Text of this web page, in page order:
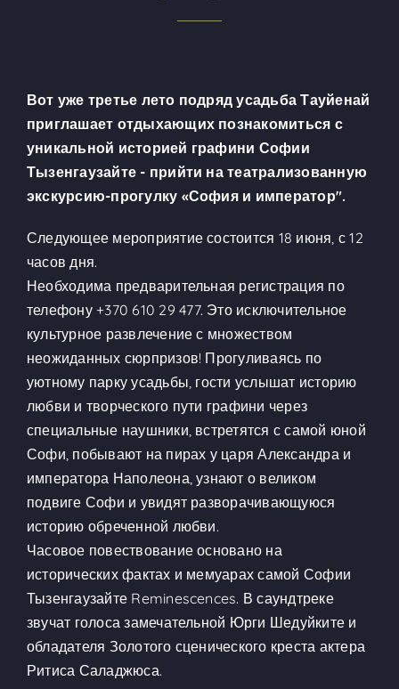
Вот уже третье лето подряд усадьба Тауйенай
приглашает отдыхающих познакомиться с
уникальной историей графини Софии
Тызенгаузайте - прийти на театрализованную
экскурсию-прогулку «София и император".
Следующее мероприятие состоится 18 июня, с 12
часов дня.
Необходима предварительная регистрация по
телефону+370 610 29 477. Это исключительное
культурное развлечение с множеством
неожиданных сюрпризов! Прогуливаясь по
уютному парку усадьбы, гости услышат историю
любви и творческого пути графини через
специальные наушники, встретятся с самой юной
Софи, побывают на пирах у царя Александра и
императора Наполеона, узнают о великом
подвиге Софи и увидят разворачивающуюся
историю обреченной любви.
Часовое повествование основано на
исторических фактах и мемуарах самой Софии
Тызенгаузайте Reminescences. В саундтреке
звучат голоса замечательной Юрги Шедуйките и
обладателя Золотого сценического креста актера
Ритиса Саладжюса.